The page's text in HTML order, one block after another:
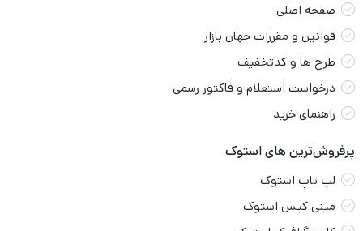
صفحه اصلی
قوانین و مقررات جهان بازار
طرح ها و کدتخفیف
درخواست استعلام و فاکتور رسمی
راهنمای خرید
پرفروش‌ترین های استوک
لپ تاپ استوک
مینی کیس استوک